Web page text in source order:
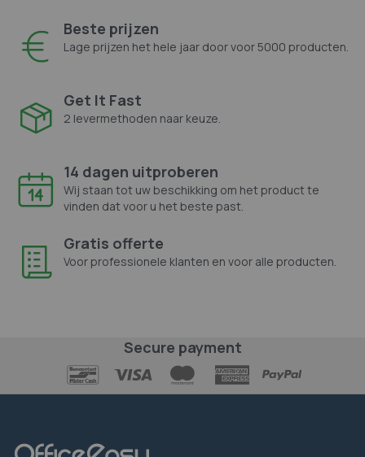
Beste prijzen
Lage prijzen het hele jaar door voor 5000 producten.
Get It Fast
2 levermethoden naar keuze.
14 dagen uitproberen
Wij staan tot uw beschikking om het product te
vinden dat voor u het beste past.
Gratis offerte
Voor professionele klanten en voor alle producten.
Secure payment